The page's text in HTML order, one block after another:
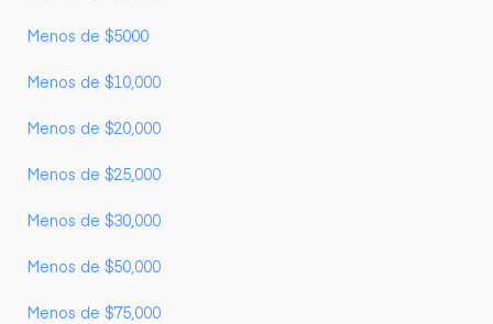
Menos de $5000
Menos de $10,000
Menos de $20,000
Menos de $25,000
Menos de $30,000
Menos de $50,000
Menos de $75,000